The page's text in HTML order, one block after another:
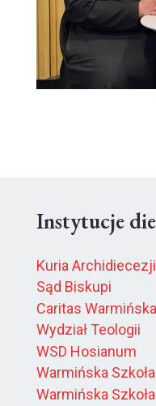
Instytucje
Kuria
Sąd Biskupi
Caritas Warmińska
Wydział Teologii
WSD Hosianum
Warmińska
Warmińska